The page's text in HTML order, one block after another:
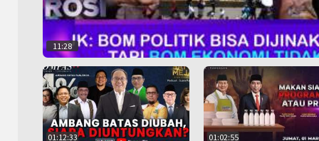
11:28
01:12:33 01:02:55